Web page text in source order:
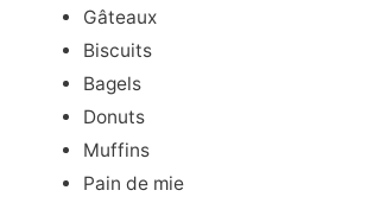
Gâteaux
Biscuits
Bagels
Donuts
Muffins
Pain de mie